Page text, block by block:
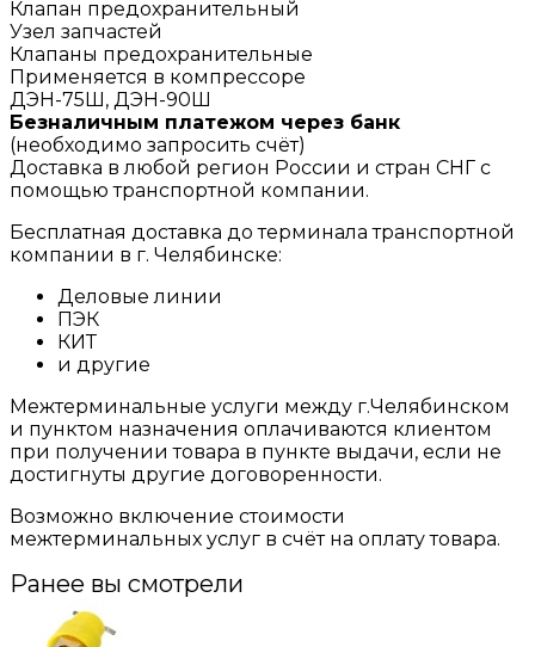
Клапан предохранительный
Узел запчастей
Клапаны предохранительные
Применяется в компрессоре
ДЭН-75Ш, ДЭН-90Ш
Безналичным платежом через банк
(необходимо запросить счёт)
Доставка в любой регион России и стран СНГ с
помощью транспортной компании.
Бесплатная доставка до терминала транспортной
компании в г. Челябинске:
Деловые линии
ПЭК
КИТ
и другие
Межтерминальные услуги между г.Челябинском
и пунктом назначения оплачиваются клиентом
при получении товара в пункте выдачи, если не
достигнуты другие договоренности.
Возможно включение стоимости
межтерминальных услуг в счёт на оплату товара.
Ранее вы смотрели